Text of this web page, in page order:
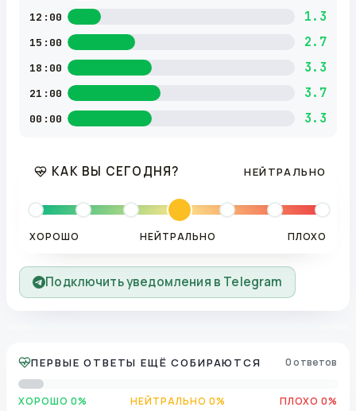
12:00 1.3
15:00 2.7
18:00 3.3
21:00 3.7
00:00 3.3
КАК ВЫ СЕГОДНЯ? НЕЙТРАЛЬНО
ХОРОШО НЕЙТРАЛЬНО ПЛОХО
Подключить уведомления в Telegram
ПЕРВЫЕ ОТВЕТЫ ЕЩЁ СОБИРАЮТСЯ 0 ответов
ХОРОШО 0% НЕЙТРАЛЬНО 0% ПЛОХО 0%